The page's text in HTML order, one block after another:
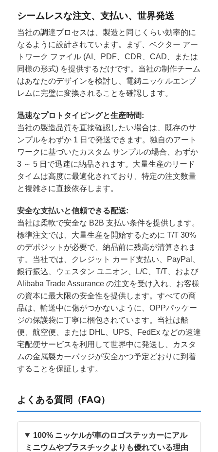
シームレスな注文、支払い、世界発送
当社の調達プロセスは、製造と同じくらい効率的に
なるように設計されています。まず、ベクター アー
トワーク ファイル (AI、PDF、CDR、CAD、または
同様の形式) を提供するだけです。当社の制作チーム
はあなたのデザインを検討し、電鋳ニッケルエンブ
レムに完璧に変換されることを確認します。
迅速なプロトタイピングと生産時間:
当社の製造品質を直接確認したい場合は、既存のサ
ンプルをわずか 1 日で発送できます。独自のアート
ワークに基づいたカスタム サンプルの場合、わずか
3 ～ 5 日で迅速に納品されます。大量生産のリード
タイムは高度に最適化されており、特定の注文数量
と複雑さに直接依存します。
安全な支払いと信頼できる配送:
当社は柔軟で安全な B2B 支払い条件を提供します。
標準注文では、大量生産を開始するために T/T 30%
のデポジットが必要で、納品前に残高が清算されま
す。当社では、クレジット カード支払い、PayPal、
銀行振込、ウェスタン ユニオン、L/C、T/T、および
Alibaba Trade Assurance の注文を受け入れ、お客様
の資本に最大限の安全性を提供します。すべての商
品は、輸送中に傷がつかないように、OPPパッケー
ジの保護袋に丁寧に梱包されています。当社は船
便、航空便、または DHL、UPS、FedEx などの速達
宅配便サービスを利用して世界中に発送し、カスタ
ムの金属製カーバッジが安全かつ予定どおりに到着
することを保証します。
よくある質問（FAQ）
100% ニッケルが車のロゴステッカーにアル
ミニウムやプラスチックよりも優れている理由